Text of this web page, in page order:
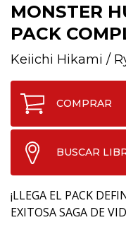
MONSTER
PACK
Keiichi Hikami /
COMPRAR
BUSCAR
¡LLEGA EL PACK
EXITOSA SAGA DE